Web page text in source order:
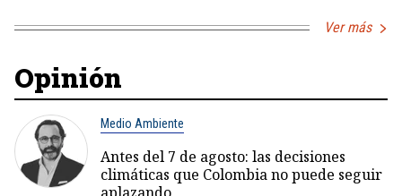
Ver más
Opinión
Medio Ambiente
Antes del 7 de agosto: las decisiones
climáticas que Colombia no puede seguir